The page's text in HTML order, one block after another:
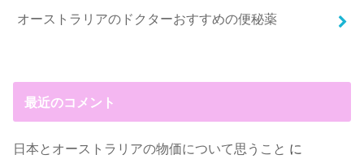
オーストラリアのドクターおすすめの便秘薬
最近のコメント
日本とオーストラリアの物価について思うこと に